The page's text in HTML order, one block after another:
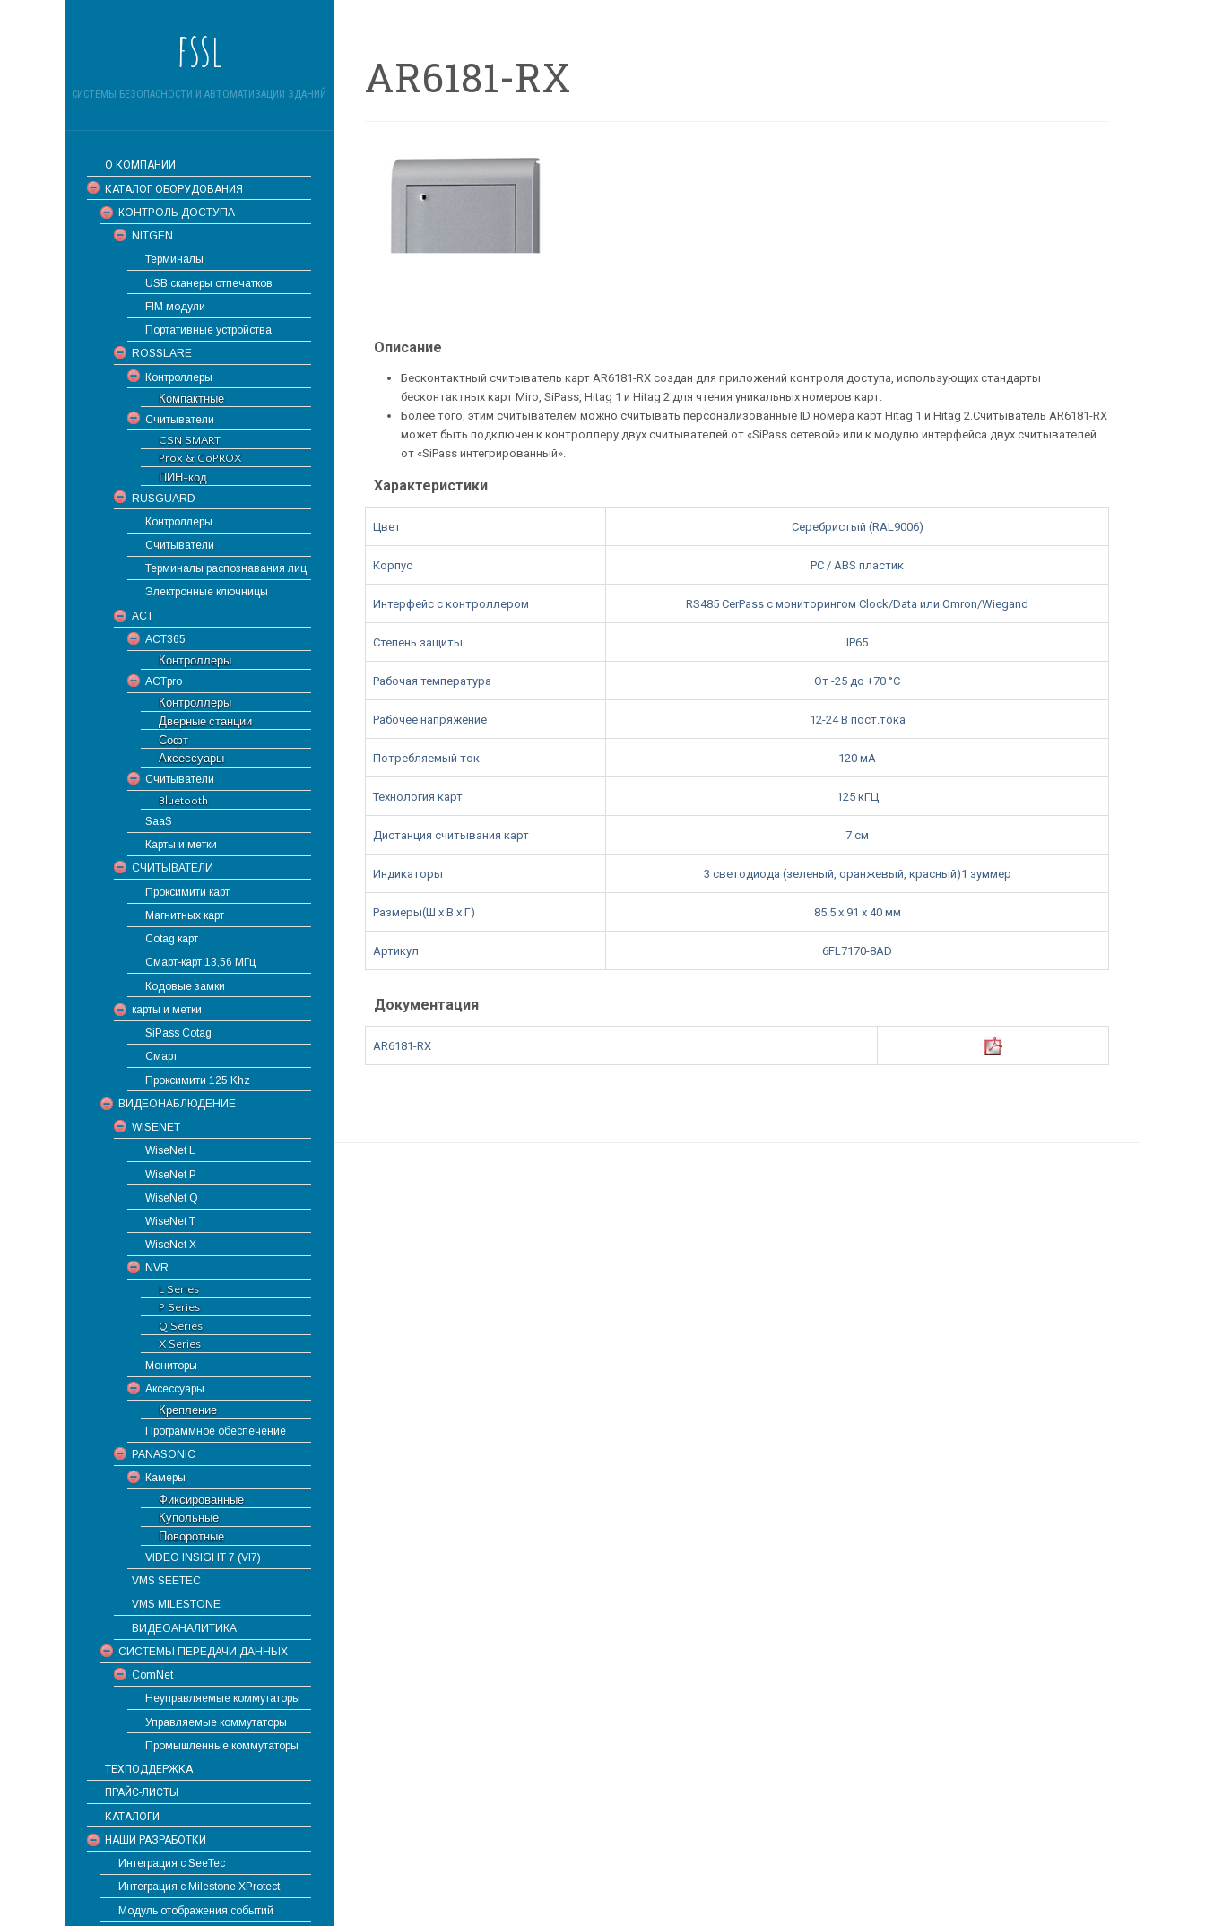
fssl
СИСТЕМЫ БЕЗОПАСНОСТИ И АВТОМАТИЗАЦИИ ЗДАНИЙ
О КОМПАНИИ
КАТАЛОГ ОБОРУДОВАНИЯ
КОНТРОЛЬ ДОСТУПА
NITGEN
Терминалы
USB сканеры отпечатков
FIM модули
Портативные устройства
ROSSLARE
Контроллеры
Компактные
Считыватели
CSN SMART
Prox & GoPROX
ПИН-код
RUSGUARD
Контроллеры
Считыватели
Терминалы распознавания лиц
Электронные ключницы
ACT
ACT365
Контроллеры
ACTpro
Контроллеры
Дверные станции
Софт
Аксессуары
Считыватели
Bluetooth
SaaS
Карты и метки
СЧИТЫВАТЕЛИ
Проксимити карт
Магнитных карт
Cotag карт
Смарт-карт 13,56 МГц
Кодовые замки
карты и метки
SiPass Cotag
Смарт
Проксимити 125 Khz
ВИДЕОНАБЛЮДЕНИЕ
WISENET
WiseNet L
WiseNet P
WiseNet Q
WiseNet T
WiseNet X
NVR
L Series
P Series
Q Series
X Series
Мониторы
Аксессуары
Крепление
Программное обеспечение
PANASONIC
Камеры
Фиксированные
Купольные
Поворотные
VIDEO INSIGHT 7 (VI7)
VMS SEETEC
VMS MILESTONE
ВИДЕОАНАЛИТИКА
СИСТЕМЫ ПЕРЕДАЧИ ДАННЫХ
ComNet
Неуправляемые коммутаторы
Управляемые коммутаторы
Промышленные коммутаторы
ТЕХПОДДЕРЖКА
ПРАЙС-ЛИСТЫ
КАТАЛОГИ
НАШИ РАЗРАБОТКИ
Интеграция с SeeTec
Интеграция с Milestone XProtect
Модуль отображения событий
AR6181-RX
Описание
Бесконтактный считыватель карт AR6181-RX создан для приложений контроля доступа, использующих стандарты
бесконтактных карт Miro, SiPass, Hitag 1 и Hitag 2 для чтения уникальных номеров карт.
Более того, этим считывателем можно считывать персонализованные ID номера карт Hitag 1 и Hitag 2.Считыватель AR6181-RX
может быть подключен к контроллеру двух считывателей от «SiPass сетевой» или к модулю интерфейса двух считывателей
от «SiPass интегрированный».
Характеристики
Цвет Серебристый (RAL9006)
Корпус PC / ABS пластик
Интерфейс с контроллером RS485 CerPass с мониторингом Clock/Data или Omron/Wiegand
Степень защиты IP65
Рабочая температура От -25 до +70 °C
Рабочее напряжение 12-24 В пост.тока
Потребляемый ток 120 мА
Технология карт 125 кГЦ
Дистанция считывания карт 7 см
Индикаторы 3 светодиода (зеленый‚ оранжевый‚ красный)1 зуммер
Размеры(Ш x В x Г) 85.5 х 91 х 40 мм
Артикул 6FL7170-8AD
Документация
AR6181-RX